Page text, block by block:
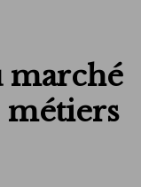
marché
métiers